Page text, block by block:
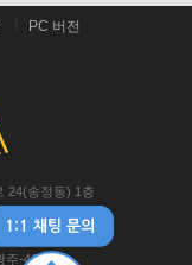
PC 버전
24(송정동) 1층
767-8048
주-467호